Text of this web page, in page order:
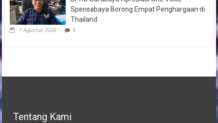
Spensabaya Borong Empat Penghargaan di
Thailand
7 Agustus 2026 0
Tentang Kami